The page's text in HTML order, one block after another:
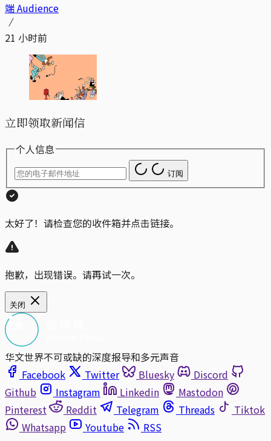
端 Audience
21 小时前
立即领取新闻信
个人信息
订阅
太好了！请检查您的收件箱并点击链接。
抱歉，出现错误。请再试一次。
关闭
华文世界不可或缺的深度报导和多元声音
Facebook
Twitter Bluesky
Discord
Github
Instagram Linkedin
Mastodon
Pinterest
Reddit Telegram Threads
Tiktok
Whatsapp
Youtube
RSS